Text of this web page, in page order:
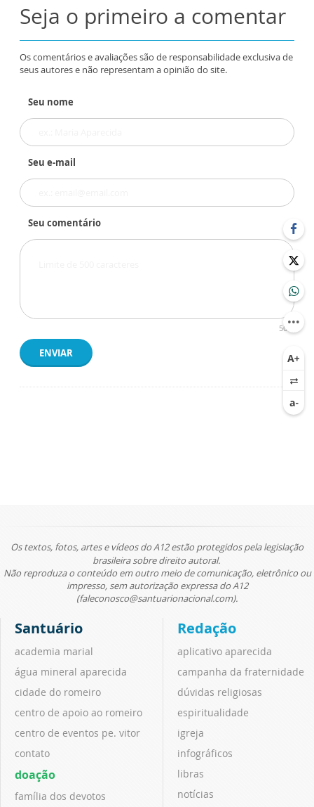
Seja o primeiro a comentar
Os comentários e avaliações são de responsabilidade exclusiva de
seus autores e não representam a opinião do site.
Seu nome
Seu e-mail
Seu comentário
500
ENVIAR
Os textos, fotos, artes e vídeos do A12 estão protegidos pela legislação
brasileira sobre direito autoral.
Não reproduza o conteúdo em outro meio de comunicação, eletrônico ou
impresso, sem autorização expressa do A12
(faleconosco@santuarionacional.com).
Santuário
academia marial
água mineral aparecida
cidade do romeiro
centro de apoio ao romeiro
centro de eventos pe. vitor
contato
doação
família dos devotos
Redação
aplicativo aparecida
campanha da fraternidade
dúvidas religiosas
espiritualidade
igreja
infográficos
libras
notícias